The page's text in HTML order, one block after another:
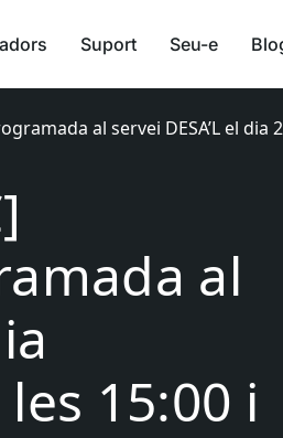
Suport Seu-e
al servei DESA’L el dia
al
15:00 i